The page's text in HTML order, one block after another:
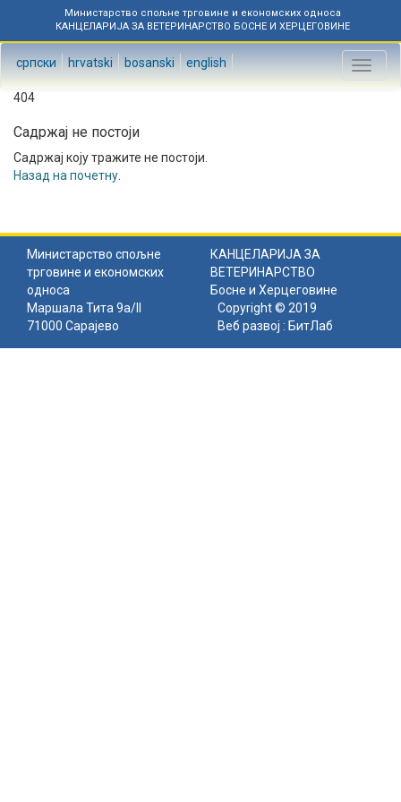
Министарство спољне трговине и економских односа
КАНЦЕЛАРИЈА ЗА ВЕТЕРИНАРСТВО БОСНЕ И ХЕРЦЕГОВИНЕ
српски hrvatski bosanski english
Toggle
404
Садржај не постоји
Садржај коју тражите не постоји.
Назад на почетну
Министарство спољне
трговине и економских
односа
КАНЦЕЛАРИЈА ЗА
ВЕТЕРИНАРСТВО
Босне и Херцеговине
Маршала Тита 9а/II
71000 Сарајево
Copyright © 2019
Веб развој : БитЛаб